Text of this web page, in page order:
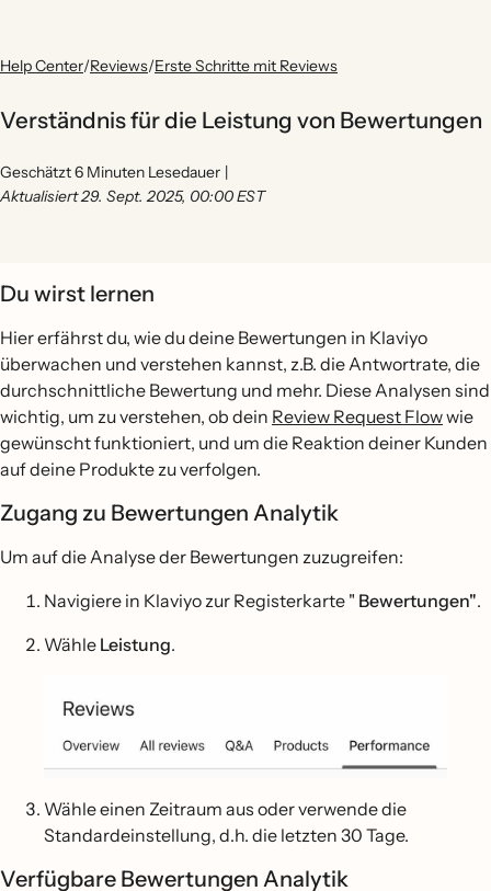
Help Center/Reviews/Erste Schritte mit Reviews
Verständnis für die Leistung von Bewertungen
Geschätzt 6 Minuten Lesedauer |
Aktualisiert 29. Sept. 2025, 00:00 EST
Du wirst lernen
Hier erfährst du, wie du deine Bewertungen in Klaviyo
überwachen und verstehen kannst, z.B. die Antwortrate, die
durchschnittliche Bewertung und mehr. Diese Analysen sind
wichtig, um zu verstehen, ob dein Review Request Flowwie
gewünscht funktioniert, und um die Reaktion deiner Kunden
auf deine Produkte zu verfolgen.
Zugang zu Bewertungen Analytik
Um auf die Analyse der Bewertungen zuzugreifen:
Navigiere in Klaviyo zur Registerkarte " Bewertungen".
Wähle Leistung.
Wähle einen Zeitraum aus oder verwende die
Standardeinstellung, d.h. die letzten 30 Tage.
Verfügbare Bewertungen Analytik